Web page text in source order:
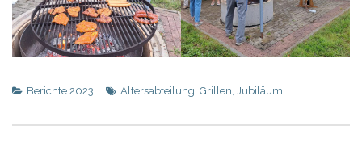
Berichte 2023 Altersabteilung Grillen Jubiläum